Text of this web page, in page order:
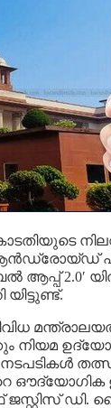
ആപ്പ് 2.0′
ജസ്റ്റിസ് ഡി.